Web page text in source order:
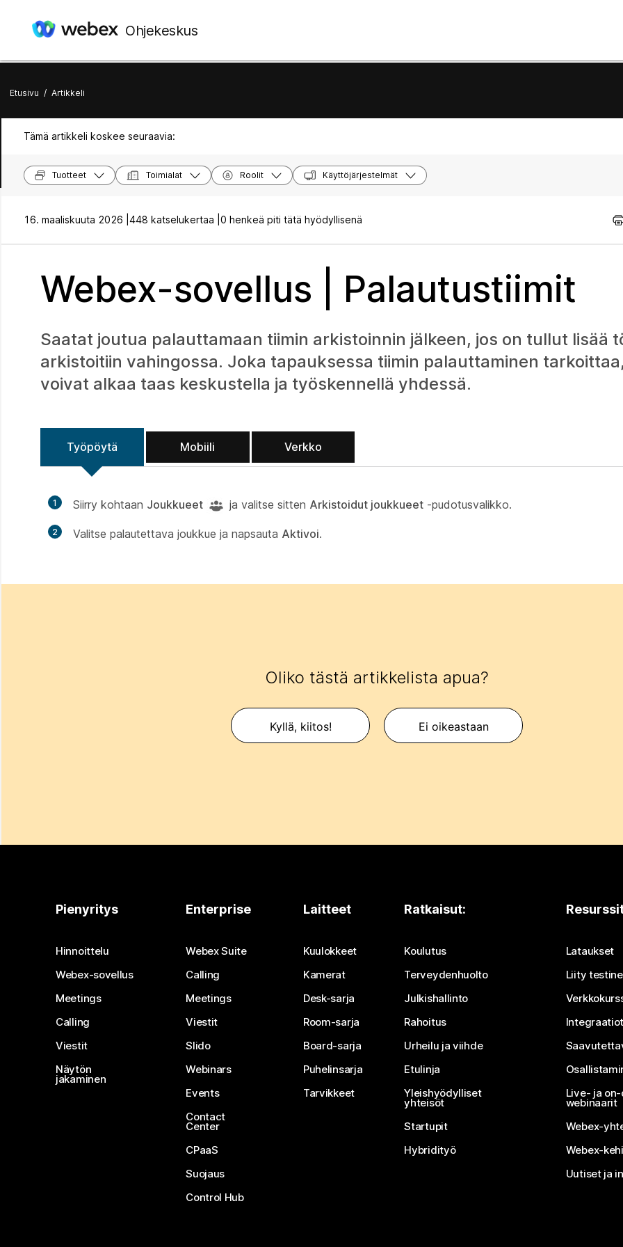
Ohjekeskus
Etusivu / Artikkeli
Tämä artikkeli koskee seuraavia:
Tuotteet Toimialat Roolit Käyttöjärjestelmät
16. maaliskuuta 2026 | 448 katselukertaa | 0 henkeä piti tätä hyödyllisenä
Webex-sovellus | Palautustiimit
Saatat joutua palauttamaan tiimin arkistoinnin jälkeen, jos on tullut lisää
arkistoitiin vahingossa. Joka tapauksessa tiimin palauttaminen
voivat alkaa taas keskustella ja työskennellä yhdessä.
Työpöytä Mobiili Verkko
1 Siirry kohtaan Joukkueet ja valitse sitten Arkistoidut joukkueet -pudotusvalikko.
2 Valitse palautettava joukkue ja napsauta Aktivoi.
Oliko tästä artikkelista apua?
Kyllä, kiitos! Ei oikeastaan
Pienyritys
Hinnoittelu
Webex-sovellus
Meetings
Calling
Viestit
Näytön
jakaminen
Enterprise
Webex Suite
Calling
Meetings
Viestit
Slido
Webinars
Events
Contact
Center
CPaaS
Suojaus
Control Hub
Laitteet
Kuulokkeet
Kamerat
Desk-sarja
Room-sarja
Board-sarja
Puhelinsarja
Tarvikkeet
Ratkaisut:
Koulutus
Terveydenhuolto
Julkishallinto
Rahoitus
Urheilu ja viihde
Etulinja
Yleishyödylliset
yhteisöt
Startupit
Hybridityö
Lataukset
Liity
Integraatiot
Live- ja
webinaarit
Webex-
Webex-
Uutiset ja